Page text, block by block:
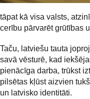
tāpat kā visa valsts,
cerību pārvarēt grūtības
Taču, latviešu tauta
savā vēsturē, kad
pienācīga darba, trūkst
pilsētas kļūst aizvien
un latvisko identitāti.